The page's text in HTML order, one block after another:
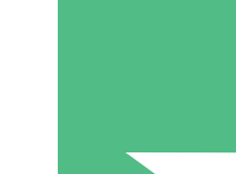
Pacchetti